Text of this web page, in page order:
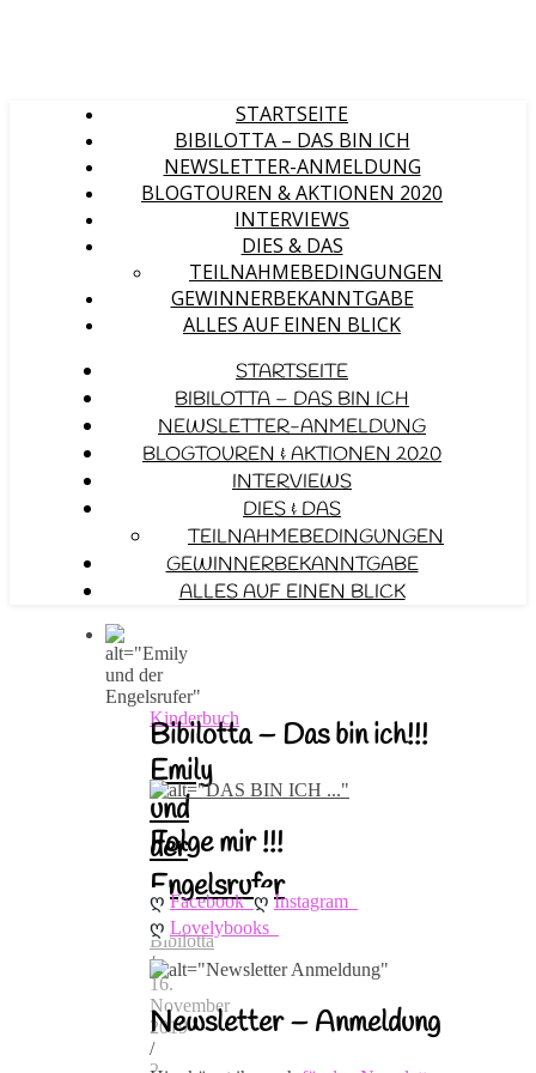
STARTSEITE
BIBILOTTA – DAS BIN ICH
NEWSLETTER-ANMELDUNG
BLOGTOUREN & AKTIONEN 2020
INTERVIEWS
DIES & DAS
TEILNAHMEBEDINGUNGEN
GEWINNERBEKANNTGABE
ALLES AUF EINEN BLICK
STARTSEITE
BIBILOTTA – DAS BIN ICH
NEWSLETTER-ANMELDUNG
BLOGTOUREN & AKTIONEN 2020
INTERVIEWS
DIES & DAS
TEILNAHMEBEDINGUNGEN
GEWINNERBEKANNTGABE
ALLES AUF EINEN BLICK
Kinderbuch
Emily
und
der
Engelsrufer
Bibilotta
/
16.
November
2019
/
Bibilotta – Das bin ich!!!
Folge mir !!!
ღ Facebookღ Instagram
ღ Lovelybooks
Newsletter – Anmeldung